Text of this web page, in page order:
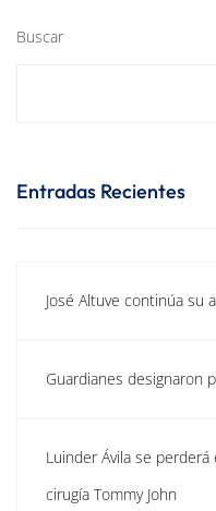
Buscar
Entradas Recientes
José Altuve continúa su
Guardianes designaron
Luinder Ávila se
cirugía Tommy John